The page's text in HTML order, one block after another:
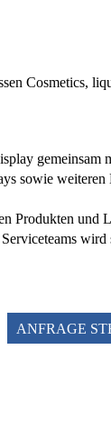
sowie weiteren
Produkten
ANFRAGE